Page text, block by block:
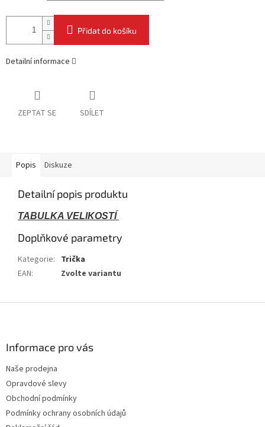
Přidat do košíku
Detailní informace
ZEPTAT SE SDÍLET
Popis Diskuze
Detailní popis produktu
TABULKA VELIKOSTÍ
Doplňkové parametry
Kategorie: Trička
EAN: Zvolte variantu
Informace pro vás
Naše prodejna
Opravdové slevy
Obchodní podmínky
Podmínky ochrany osobních údajů